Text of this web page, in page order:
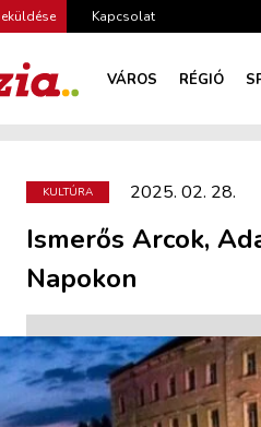
Kapcsolat
VÁROS RÉGIÓ
KULTÚRA 2025. 02. 28.
Ismerős Arcok,
Napokon